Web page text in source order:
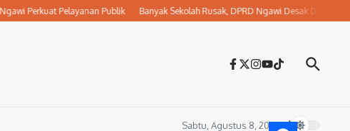
Pelayanan Publik Banyak Sekolah Rusak, DPRD Ngawi Desak Dikbud Jemput
Sabtu, Agustus 8, 2026